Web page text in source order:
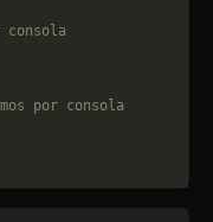
consola
por consola